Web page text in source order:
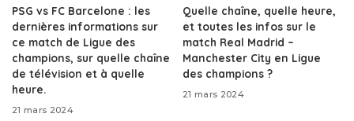
PSG vs FC Barcelone : les
dernières informations sur
ce match de Ligue des
champions, sur quelle chaîne
de télévision et à quelle
heure.
21 mars 2024
Quelle chaîne, quelle heure,
et toutes les infos sur le
match Real Madrid –
Manchester City en Ligue
des champions ?
21 mars 2024